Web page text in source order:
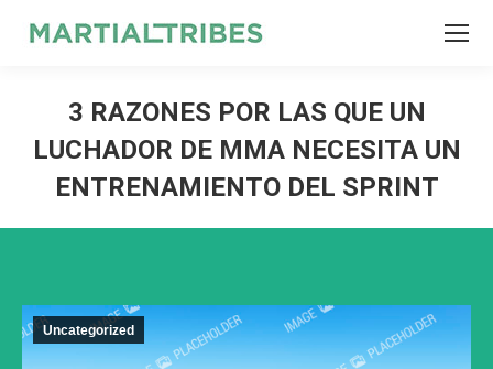
3 RAZONES POR LAS QUE UN
LUCHADOR DE MMA NECESITA UN
ENTRENAMIENTO DEL SPRINT
Uncategorized